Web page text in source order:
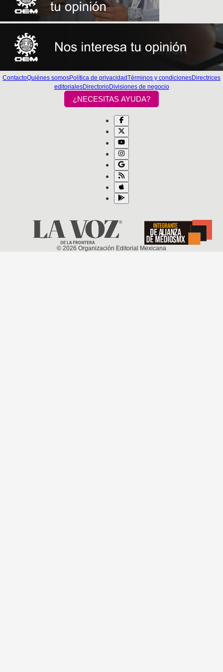
ContactoQuiénes somosPolítica de privacidadTérminos y condicionesDirectrices
editorialesDirectorioDivisiones de negocio
¿NECESITAS AYUDA?
© 2026 Organización Editorial Mexicana